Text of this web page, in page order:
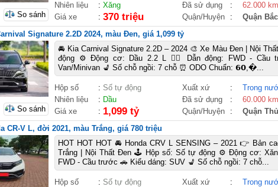
Nhiên liệu
: Xăng Đã sử dụng :
62.000 km
Giá xe
: 370 triệu Quận/Huyện : Quận
So sánh
Signature 2.2D 2024, màu Đen, giá 1,099 tỷ
🚘 Kia Carnival Signature 2.2D – 2024 🎨 Xe Màu Đen | Nội
động ⚙️ Động cơ: Dầu 2.2 L 🚴‍♀️ Dẫn động: FWD - Cầu
Van/Minivan 💺 Số chỗ ngồi: 7 chỗ ⏰ ODO Chuẩn: 𝟲𝟬,�...
Hộp số : Số tự động Xuất xứ :
Trong
Nhiên liệu
: Dầu Đã sử dụng :
60.000 km
Giá xe
: 1,099 tỷ Quận/Huyện : Quận
So sánh
CR-V L, đời 2021, màu Trắng, giá 780 triệu
HOT HOT HOT 🚘 Honda CRV L SENSING – 2021 👉 Bản
Trắng | Nội Thất Đen 🕹️ Hộp số: Số tự động ⚙️ Động cơ:
FWD - Cầu trước 🚗 Kiểu dáng: SUV 💺 Số chỗ ngồi: 7 chỗ...
Hộp số : Số tự động Xuất xứ :
Trong